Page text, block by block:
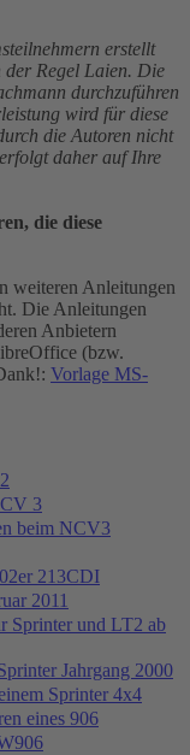
erstellt
Regel Laien. Die
durchzuführen
wird für diese
die Autoren nicht
daher auf Ihre
die diese
weiteren Anleitungen
Die Anleitungen
Anbietern
(bzw.
Vorlage MS-
3
beim NCV3
213CDI
2011
Sprinter und LT2 ab
Jahrgang 2000
Sprinter 4x4
eines 906